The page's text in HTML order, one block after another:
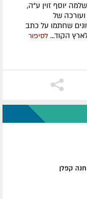
יוסף זוין ע"ה,
ועורכה של
שחתמו על כתב
הקוד... לסיפור
חנה קפלן